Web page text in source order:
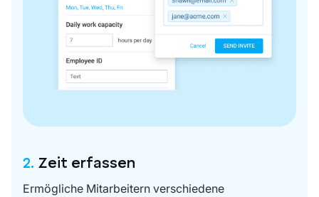
2. Zeit erfassen
Ermögliche Mitarbeitern verschiedene